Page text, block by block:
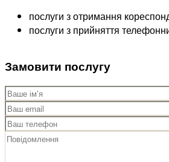
послуги з отримання
послуги з прийняття
Замовити послугу